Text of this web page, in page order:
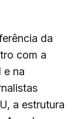
da
com a
e na
a estrutura